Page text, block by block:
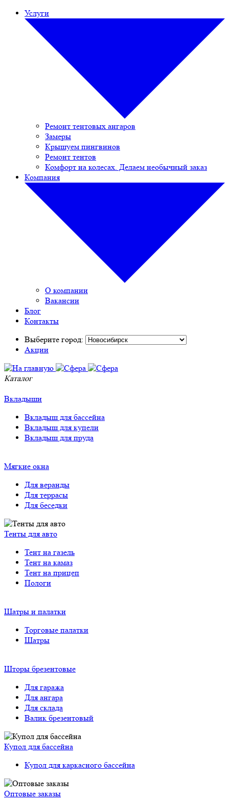
Услуги
Ремонт тентовых ангаров
Замеры
Крышуем пингвинов
Ремонт тентов
Комфорт на колесах. Делаем необычный заказ
Компания
О компании
Вакансии
Блог
Контакты
Выберите город:
Акции
Каталог
Тенты для авто
Тент на газель
Тент на камаз
Тент на прицеп
Пологи
Купол для бассейна
Купол для каркасного бассейна
Оптовые заказы